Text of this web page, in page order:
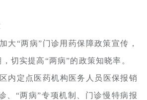
大“两病”门诊用药保障政策宣传，
切实提高“两病”的政策知晓率。
内定点医药机构医务人员医保报销
、“两病”专项机制、门诊慢特病报